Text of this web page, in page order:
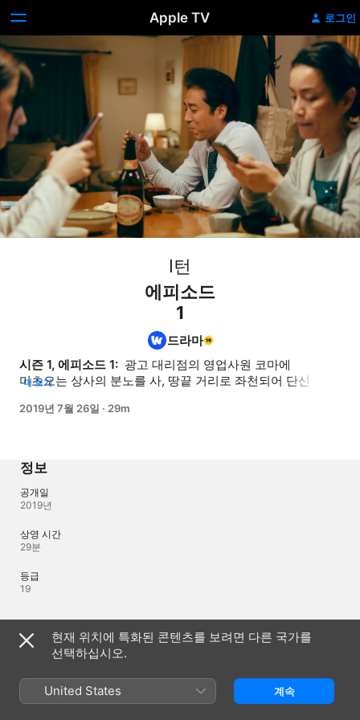
Apple TV 로그인
I턴
에피소드
1
드라마
시즌 1, 에피소드 1: 광고 대리점의 영업사원 코마에
미츠오는 상사의 분노를 사, 땅끝 거리로 좌천되어 단신
사원과 함께 빈약한 지점의 재건을 꾀한다. 그러던 와중, 신규
사장에게 불리고 큰 위기가! 게다가 대립하는 야쿠자
이와키리도 큰소리를 치며 찾아와, 궁지에 몰리게 되는데!
더 보기
2019년 7월 26일 · 29m
정보
공개일
2019년
상영 시간
29분
등급
19
언어
제작 오디오
현재 위치에 특화된 콘텐츠를 보려면 다른 국가를
선택하십시오.
United States 계속